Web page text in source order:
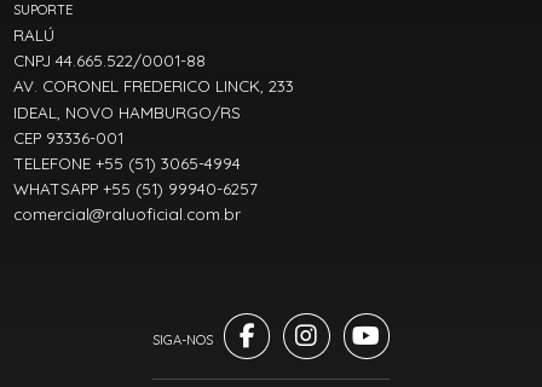
SUPORTE
RALÚ
CNPJ 44.665.522/0001-88
AV. CORONEL FREDERICO LINCK, 233
IDEAL, NOVO HAMBURGO/RS
CEP 93336-001
TELEFONE +55 (51) 3065-4994
WHATSAPP +55 (51) 99940-6257
comercial@raluoficial.com.br